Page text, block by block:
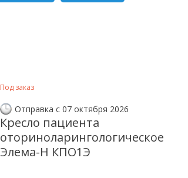
Под заказ
Отправка с 07 октября 2026
Кресло пациента
оториноларингологическое
Элема-Н КПО1Э